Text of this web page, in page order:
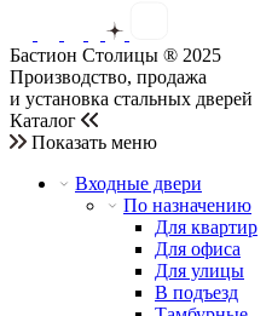
Бастион Столицы ® 2025
Производство, продажа
и установка стальных дверей
Каталог
Показать меню
Входные двери
По назначению
Для квартир
Для офиса
Для улицы
В подъезд